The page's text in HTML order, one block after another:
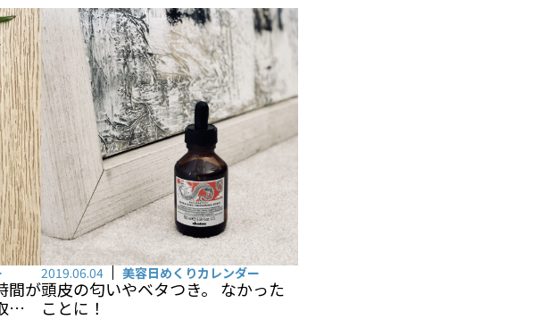
間が
ク
2019.06.04 美容日めくりカレンダー
頭皮の匂いやベタつき。 なかった
ことに！